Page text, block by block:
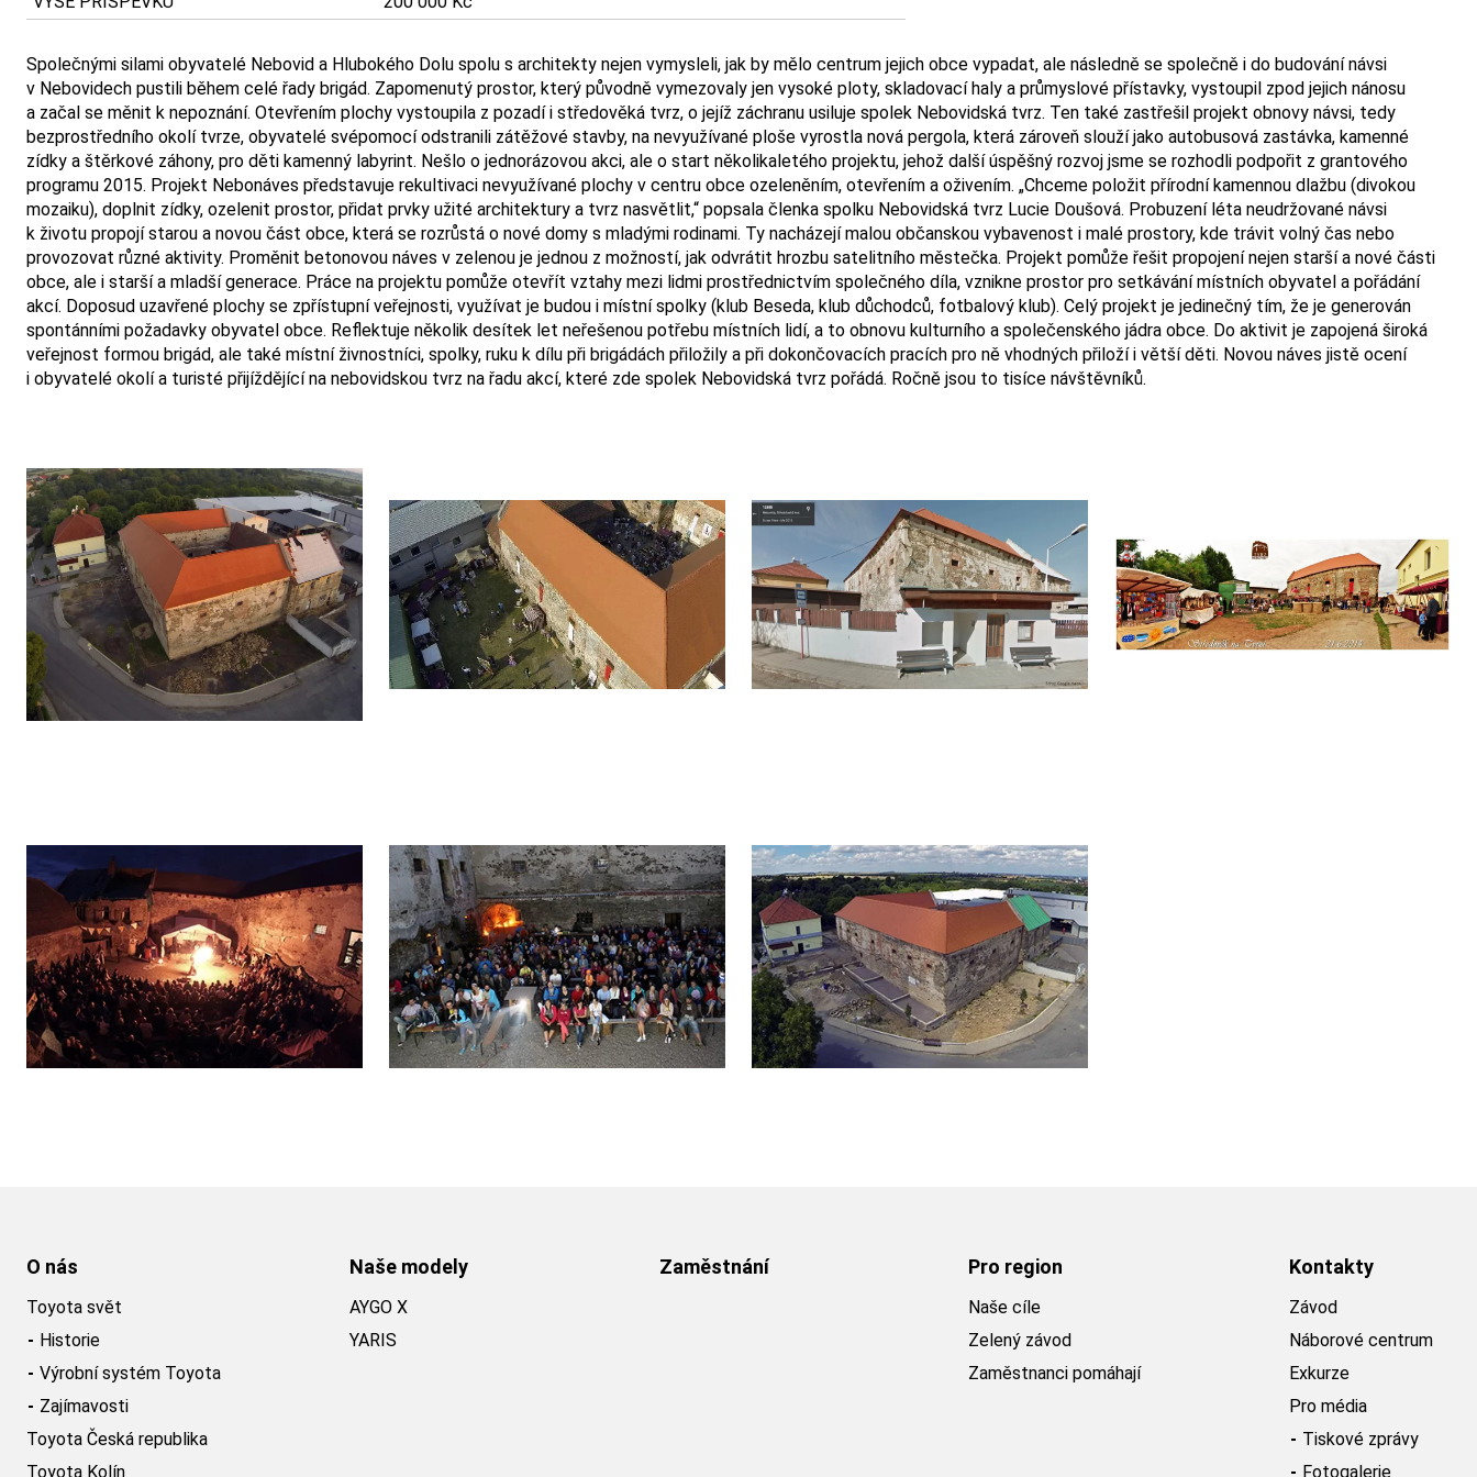
Společnými silami obyvatelé Nebovid a Hlubokého Dolu spolu s architekty nejen vymysleli, jak by mělo centrum jejich obce vypadat, ale následně se společně i do budování návsi
v Nebovidech pustili během celé řady brigád. Zapomenutý prostor, který původně vymezovaly jen vysoké ploty, skladovací haly a průmyslové přístavky, vystoupil zpod jejich nánosu
a začal se měnit k nepoznání. Otevřením plochy vystoupila z pozadí i středověká tvrz, o jejíž záchranu usiluje spolek Nebovidská tvrz. Ten také zastřešil projekt obnovy návsi, tedy
bezprostředního okolí tvrze, obyvatelé svépomocí odstranili zátěžové stavby, na nevyužívané ploše vyrostla nová pergola, která zároveň slouží jako autobusová zastávka, kamenné
zídky a štěrkové záhony, pro děti kamenný labyrint. Nešlo o jednorázovou akci, ale o start několikaletého projektu, jehož další úspěšný rozvoj jsme se rozhodli podpořit z grantového
programu 2015. Projekt Nebonáves představuje rekultivaci nevyužívané plochy v centru obce ozeleněním, otevřením a oživením. „Chceme položit přírodní kamennou dlažbu (divokou
mozaiku), doplnit zídky, ozelenit prostor, přidat prvky užité architektury a tvrz nasvětlit,“ popsala členka spolku Nebovidská tvrz Lucie Doušová. Probuzení léta neudržované návsi
k životu propojí starou a novou část obce, která se rozrůstá o nové domy s mladými rodinami. Ty nacházejí malou občanskou vybavenost i malé prostory, kde trávit volný čas nebo
provozovat různé aktivity. Proměnit betonovou náves v zelenou je jednou z možností, jak odvrátit hrozbu satelitního městečka. Projekt pomůže řešit propojení nejen starší a nové části
obce, ale i starší a mladší generace. Práce na projektu pomůže otevřít vztahy mezi lidmi prostřednictvím společného díla, vznikne prostor pro setkávání místních obyvatel a pořádání
akcí. Doposud uzavřené plochy se zpřístupní veřejnosti, využívat je budou i místní spolky (klub Beseda, klub důchodců, fotbalový klub). Celý projekt je jedinečný tím, že je generován
spontánními požadavky obyvatel obce. Reflektuje několik desítek let neřešenou potřebu místních lidí, a to obnovu kulturního a společenského jádra obce. Do aktivit je zapojená široká
veřejnost formou brigád, ale také místní živnostníci, spolky, ruku k dílu při brigádách přiložily a při dokončovacích pracích pro ně vhodných přiloží i větší děti. Novou náves jistě ocení
i obyvatelé okolí a turisté přijíždějící na nebovidskou tvrz na řadu akcí, které zde spolek Nebovidská tvrz pořádá. Ročně jsou to tisíce návštěvníků.
O nás
Toyota svět
Historie
Výrobní systém Toyota
Zajímavosti
Toyota Česká republika
Toyota Kolín
Naše modely
AYGO X
YARIS
Zaměstnání Pro region
Naše cíle
Zelený závod
Zaměstnanci pomáhají
Kontakty
Závod
Náborové centrum
Exkurze
Pro média
Tiskové zprávy
Fotogalerie